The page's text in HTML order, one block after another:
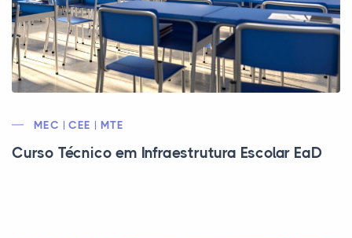
MEC | CEE | MTE
Curso Técnico em Infraestrutura Escolar EaD